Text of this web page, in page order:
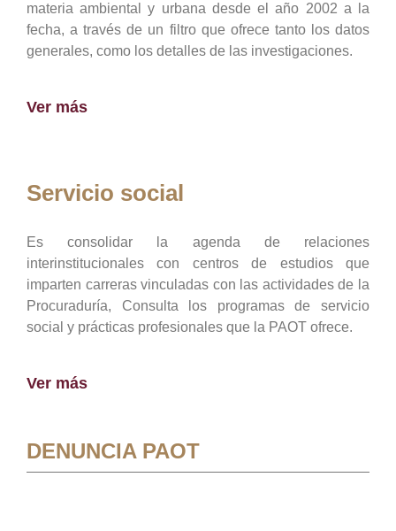
materia ambiental y urbana desde el año 2002 a la
fecha, a través de un filtro que ofrece tanto los datos
generales, como los detalles de las investigaciones.
Ver más
Servicio social
Es consolidar la agenda de relaciones
interinstitucionales con centros de estudios que
imparten carreras vinculadas con las actividades de la
Procuraduría, Consulta los programas de servicio
social y prácticas profesionales que la PAOT ofrece.
Ver más
DENUNCIA PAOT